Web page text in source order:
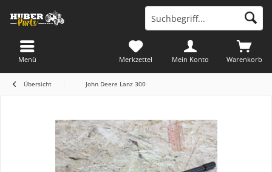
Warenkorb
Merkzettel Mein Konto
Menü
Übersicht John Deere Lanz 300